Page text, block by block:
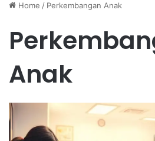
Home / Perkembangan Anak
Anak